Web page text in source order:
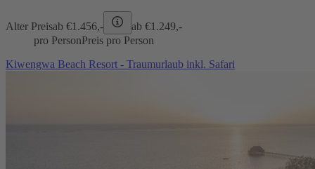
Alter Preisab €1.456,- ab €1.249,-
pro PersonPreis pro Person
Kiwengwa Beach Resort - Traumurlaub inkl. Safari